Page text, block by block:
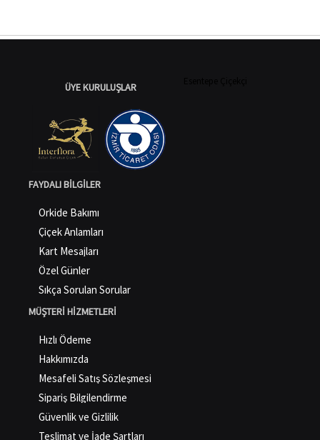
ÜYE KURULUŞLAR
FAYDALI BILGILER
Orkide Bakımı
Çiçek Anlamları
Kart Mesajları
Özel Günler
Sıkça Sorulan Sorular
MÜŞTERI HIZMETLERI
Hızlı Ödeme
Hakkımızda
Mesafeli Satış Sözleşmesi
Sipariş Bilgilendirme
Güvenlik ve Gizlilik
Teslimat ve İade Şartları